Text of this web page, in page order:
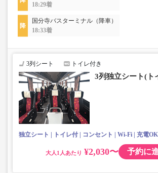
18:29着
国分寺バスターミナル（降車）
18:33着
3列シート トイレ付き
3列独立シート(ト
独立シート トイレ付 コンセント Wi-Fi 充電OK
大人 ¥2,030〜 予約に